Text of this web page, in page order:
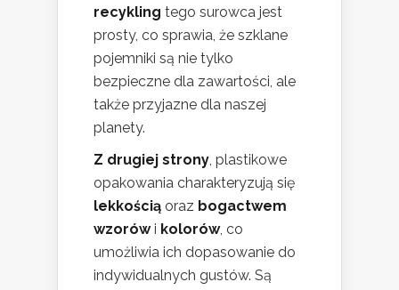
recykling tego surowca jest
prosty, co sprawia, że szklane
pojemniki są nie tylko
bezpieczne dla zawartości, ale
także przyjazne dla naszej
planety.
Z drugiej strony, plastikowe
opakowania charakteryzują się
lekkością oraz bogactwem
wzorówi kolorów, co
umożliwia ich dopasowanie do
indywidualnych gustów. Są